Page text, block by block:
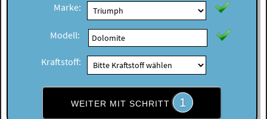
Marke:
Modell:
Kraftstoff:
WEITER MIT SCHRITT 1